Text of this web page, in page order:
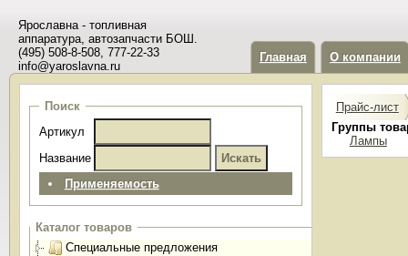
Ярославна - топливная
аппаратура, автозапчасти БОШ.
(495) 508-8-508, 777-22-33
info@yaroslavna.ru
Главная О компании
Поиск
Артикул
Название
Применяемость
Каталог товаров
Специальные предложения
Прайс-лист
Группы
Лампы